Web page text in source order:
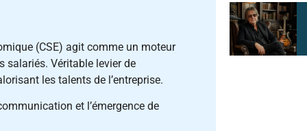
(CSE) agit comme un moteur
salariés. Véritable levier de
les talents de l’entreprise.
et l’émergence de